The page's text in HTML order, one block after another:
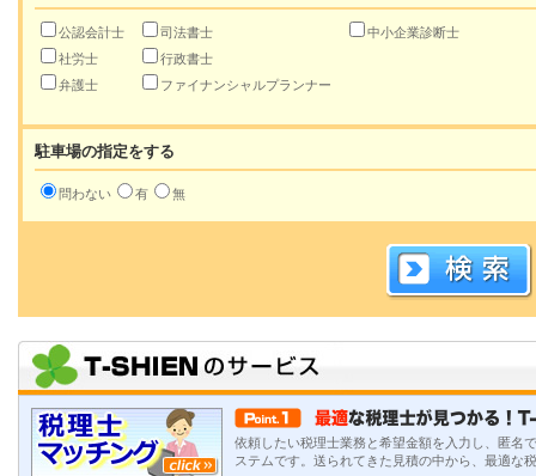
公認会計士
社労士
弁護士
司法書士
行政書士
ファイナンシャルプランナー
中小企業診断士
駐車場の指定をする
問わない 有 無
依頼したい税理士業務と希望金額を入力し、匿名
ステムです。送られてきた見積の中から、最適な